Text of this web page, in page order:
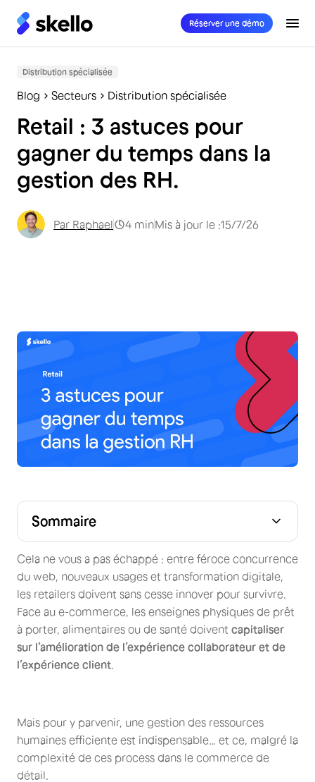
Réserver une démo
Distribution spécialisée
Blog Secteurs Distribution spécialisée
Retail : 3 astuces pour
gagner du temps dans la
gestion des RH.
Par Raphael 4 minMis à jour le :15/7/26
Cela ne vous a pas échappé : entre féroce concurrence
du web, nouveaux usages et transformation digitale,
les retailers doivent sans cesse innover pour survivre.
Face au e-commerce, les enseignes physiques de prêt
à porter, alimentaires ou de santé doivent capitaliser
sur l’amélioration de l’expérience collaborateur et de
l’expérience client
Mais pour y parvenir, une gestion des ressources
humaines efficiente est indispensable… et ce, malgré la
complexité de ces process dans le commerce de
détail.
Sommaire